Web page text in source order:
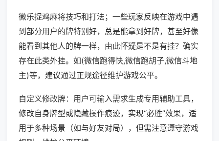
微乐捉鸡麻将技巧和打法；一些玩家反映在游戏中遇
到部分用户的牌特别好，总是能拿到好牌，甚至好像
能看到其他人的牌一样，由此怀疑是不是有挂？确实
存在此类外挂。如(微信跑得快,微信跑胡子,微信斗地
主)等，建议通过正规途径维护游戏公平。
自定义修改牌：用户可输入需求生成专用辅助工具，
修改自身牌型或隐藏操作痕迹，实现“必胜”效果，适
用于多种场景（如与好友对局），但需注意遵守游戏